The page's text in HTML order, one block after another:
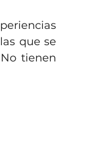
que se
tienen